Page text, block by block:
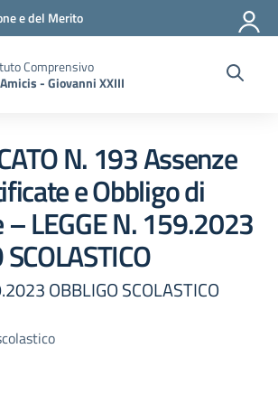
e del Merito
Comprensivo
- Giovanni XXIII
N. 193 Assenze
e Obbligo di
LEGGE N. 159.2023
OBBLIGO SCOLASTICO